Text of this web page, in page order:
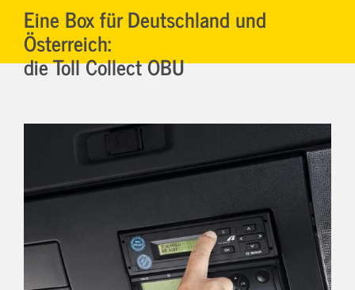
Eine Box für Deutschland und
Österreich:
die Toll Collect OBU